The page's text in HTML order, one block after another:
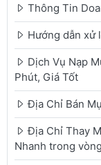
Thông Tin
Hướng dẫn xử
Dịch Vụ Nạp
Phút, Giá Tốt
Địa Chỉ Bán
Địa Chỉ Thay
Nhanh trong